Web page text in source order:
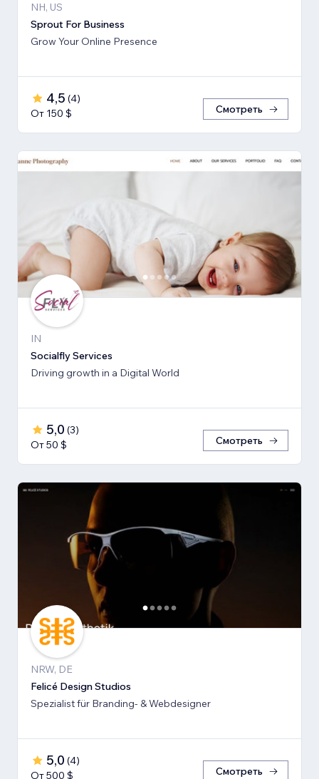
NH, US
Sprout For Business
Grow Your Online Presence
4,5 (4)
От 150 $
Смотреть
IN
Socialfly Services
Driving growth in a Digital World
5,0 (3)
От 50 $
Смотреть
NRW, DE
Felicé Design Studios
Spezialist für Branding- & Webdesigner
5,0 (4)
От 500 $
Смотреть